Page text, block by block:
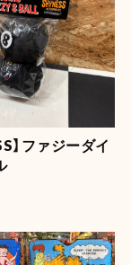
】ファジーダイ